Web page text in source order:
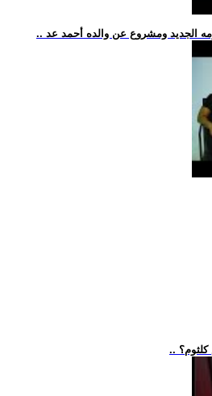
الجديد ومشروع عن والده أحمد عد
كلثوم؟